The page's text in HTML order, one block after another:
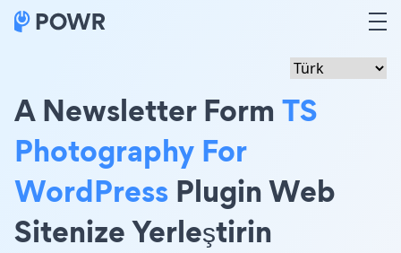
A Newsletter Form TS
Photography For
WordPress Plugin Web
Sitenize Yerleştirin